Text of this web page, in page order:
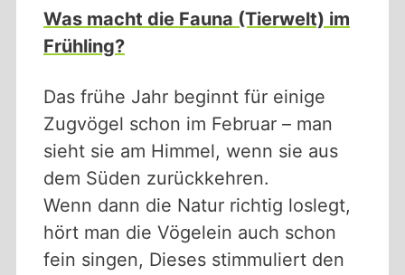
Was macht die Fauna (Tierwelt) im
Frühling?
Das frühe Jahr beginnt für einige
Zugvögel schon im Februar – man
sieht sie am Himmel, wenn sie aus
dem Süden zurückkehren.
Wenn dann die Natur richtig loslegt,
hört man die Vögelein auch schon
fein singen, Dieses stimmuliert den